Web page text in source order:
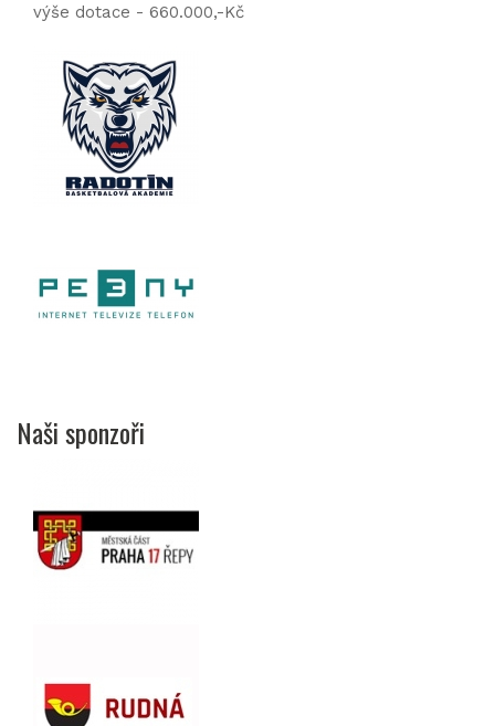
výše dotace - 660.000,-Kč
Naši sponzoři